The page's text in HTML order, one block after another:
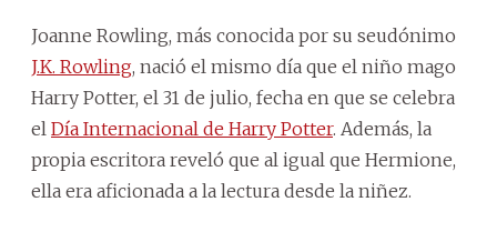
Joanne Rowling, más conocida por su seudónimo
J.K. Rowling, nació el mismo día que el niño mago
Harry Potter, el 31 de julio, fecha en que se celebra
el Día Internacional de Harry Potter. Además, la
propia escritora reveló que al igual que Hermione,
ella era aficionada a la lectura desde la niñez.